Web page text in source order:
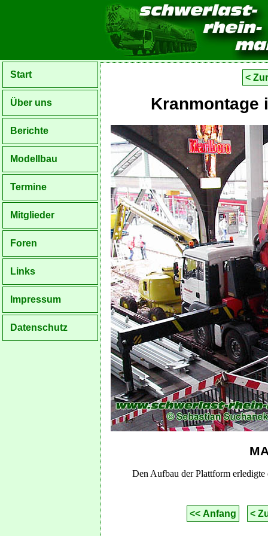
Start
Über uns
Berichte
Modellbau
Termine
Mitglieder
Foren
Links
Impressum
Datenschutz
<
Kranmontage
Den Aufbau der Plattform erledigte
<< Anfang <